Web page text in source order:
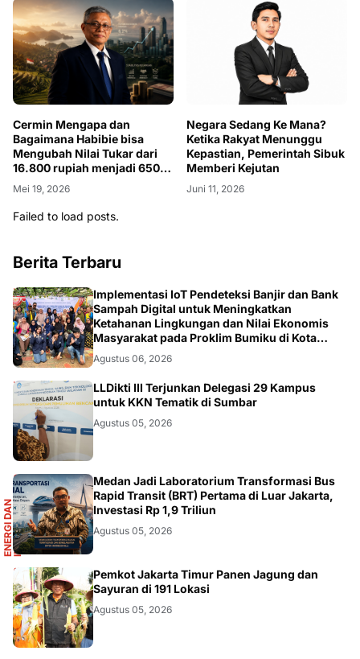
Cermin Mengapa dan
Bagaimana Habibie bisa
Mengubah Nilai Tukar dari
16.800 rupiah menjadi 6500
rupiah per US Dollar
Mei 19, 2026
Negara Sedang Ke Mana?
Ketika Rakyat Menunggu
Kepastian, Pemerintah Sibuk
Memberi Kejutan
Juni 11, 2026
Failed to load posts.
Berita Terbaru
DIKBUDRISTEK
Implementasi IoT Pendeteksi Banjir dan Bank
Sampah Digital untuk Meningkatkan
Ketahanan Lingkungan dan Nilai Ekonomis
Masyarakat pada Proklim Bumiku di Kota
Tangerang
Agustus 06, 2026
DIKBUDRISTEK
LLDikti III Terjunkan Delegasi 29 Kampus
untuk KKN Tematik di Sumbar
Agustus 05, 2026
E
N
E
R
G
I
D
A
N
I
N
F
R
A
S
T
R
U
K
T
UR
Medan Jadi Laboratorium Transformasi Bus
Rapid Transit (BRT) Pertama di Luar Jakarta,
Investasi Rp 1,9 Triliun
Agustus 05, 2026
AKURATNEWS
Pemkot Jakarta Timur Panen Jagung dan
Sayuran di 191 Lokasi
Agustus 05, 2026